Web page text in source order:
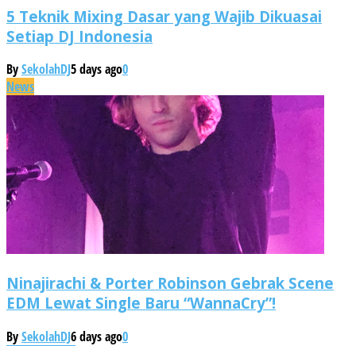
5 Teknik Mixing Dasar yang Wajib Dikuasai
Setiap DJ Indonesia
BySekolahDJ5 days ago0
News
Ninajirachi & Porter Robinson Gebrak Scene
EDM Lewat Single Baru “WannaCry”!
BySekolahDJ6 days ago0